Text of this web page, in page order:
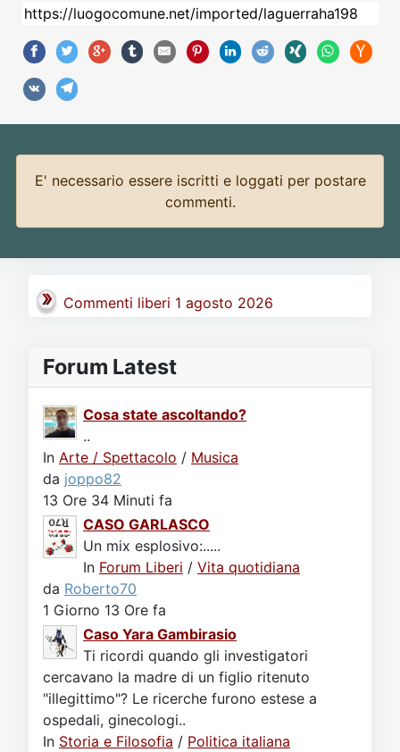
E' necessario essere iscritti e loggati per postare
commenti.
Commenti liberi 1 agosto 2026
Forum Latest
Cosa state ascoltando?
..
In Arte / Spettacolo / Musica
da joppo82
13 Ore 34 Minuti fa
CASO GARLASCO
Un mix esplosivo:.....
In Forum Liberi / Vita quotidiana
da Roberto70
1 Giorno 13 Ore fa
Caso Yara Gambirasio
Ti ricordi quando gli investigatori
cercavano la madre di un figlio ritenuto
"illegittimo"? Le ricerche furono estese a
ospedali, ginecologi..
In Storia e Filosofia / Politica italiana